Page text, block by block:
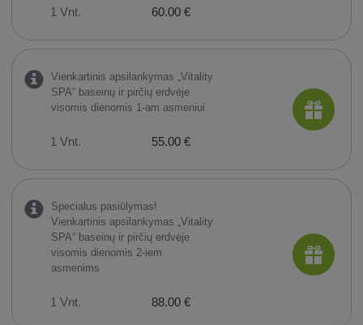
1 Vnt. 60.00 €
Vienkartinis apsilankymas „Vitality
SPA“ baseinų ir pirčių erdvėje
visomis dienomis 1-am asmeniui
1 Vnt. 55.00 €
Specialus pasiūlymas!
Vienkartinis apsilankymas „Vitality
SPA“ baseinų ir pirčių erdvėje
visomis dienomis 2-iem
asmenims
1 Vnt. 88.00 €